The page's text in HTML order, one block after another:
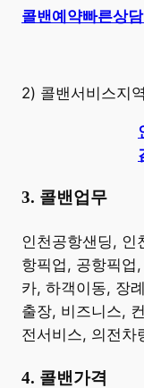
콜밴예약빠른상담
2) 콜밴서비스지역
3. 콜밴업무
인천공항샌딩, 인
항픽업, 공항픽업
카, 하객이동, 장
출장, 비즈니스,
전서비스, 의전차
4. 콜밴가격